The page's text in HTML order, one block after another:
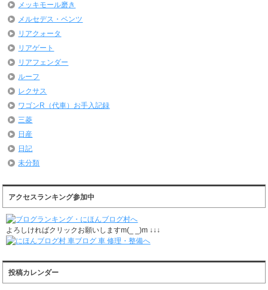
メッキモール磨き
メルセデス・ベンツ
リアクォータ
リアゲート
リアフェンダー
ルーフ
レクサス
ワゴンR（代車）お手入記録
三菱
日産
日記
未分類
アクセスランキング参加中
よろしければクリックお願いしますm(_ _)m ↓↓↓
投稿カレンダー